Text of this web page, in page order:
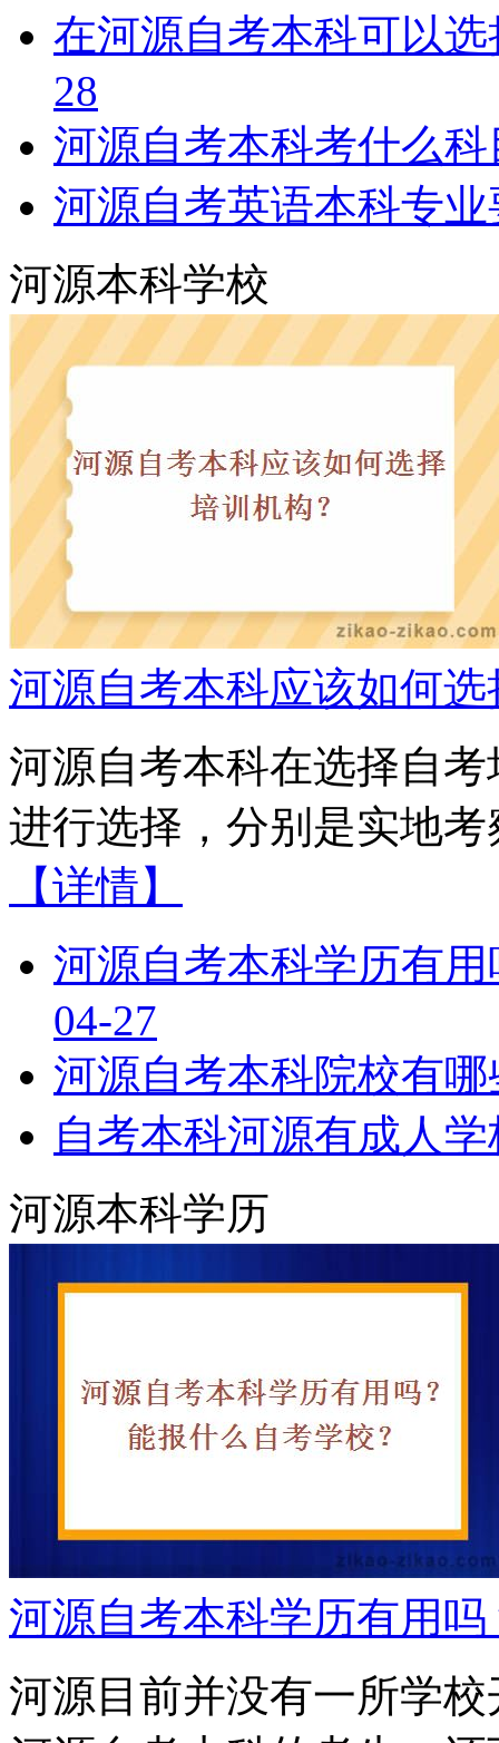
在河源自考本科可以
28
河源自考本科考什么
河源自考英语本科专
河源本科学校
河源自考本科应该如何
河源自考本科在选择自
进行选择，分别是实地
【详情】
河源自考本科学历有
04-27
河源自考本科院校有
自考本科河源有成人
河源本科学历
河源自考本科学历有用
河源目前并没有一所学